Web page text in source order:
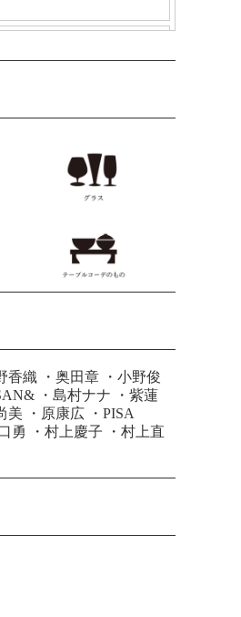
香織 ・ 奥田章 ・ 小野俊
・ 島村ナナ ・ 紫蓮
美 ・ 原康広 ・ PISA
勇 ・ 村上慶子 ・ 村上直